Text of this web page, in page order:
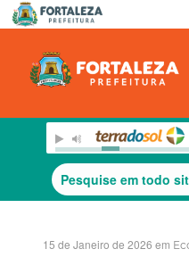
15 de Janeiro de 2026 em